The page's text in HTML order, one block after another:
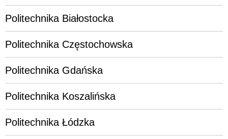
Politechnika Białostocka
Politechnika Częstochowska
Politechnika Gdańska
Politechnika Koszalińska
Politechnika Łódzka